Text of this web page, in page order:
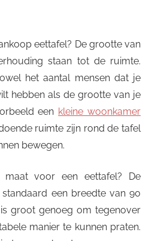
eettafel? De grootte van
staan tot de ruimte.
het aantal mensen dat je
hebben als de grootte van je
een kleine woonkamer
ruimte zijn rond de tafel
bewegen.
voor een eettafel? De
een breedte van 90
groot genoeg om tegenover
manier te kunnen praten.